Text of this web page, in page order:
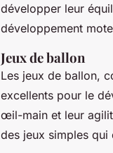
développer leur
développement
Jeux de ballon
Les jeux de ballon,
excellents pour le
œil-main et leur
des jeux simples